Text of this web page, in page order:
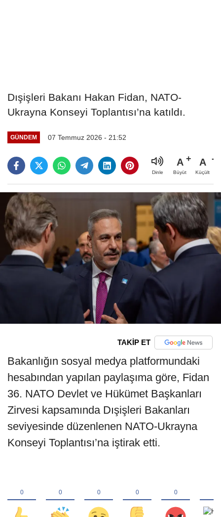
Dışişleri Bakanı Hakan Fidan, NATO-
Ukrayna Konseyi Toplantısı’na katıldı.
GÜNDEM 07 Temmuz 2026 - 21:52
Dinle
A
Büyüt
A
Küçült
TAKİP ET
Bakanlığın sosyal medya platformundaki
hesabından yapılan paylaşıma göre, Fidan
36.⁠ ⁠NATO Devlet ve Hükümet Başkanları
Zirvesi kapsamında Dışişleri Bakanları
seviyesinde düzenlenen NATO-Ukrayna
Konseyi Toplantısı’na iştirak etti.